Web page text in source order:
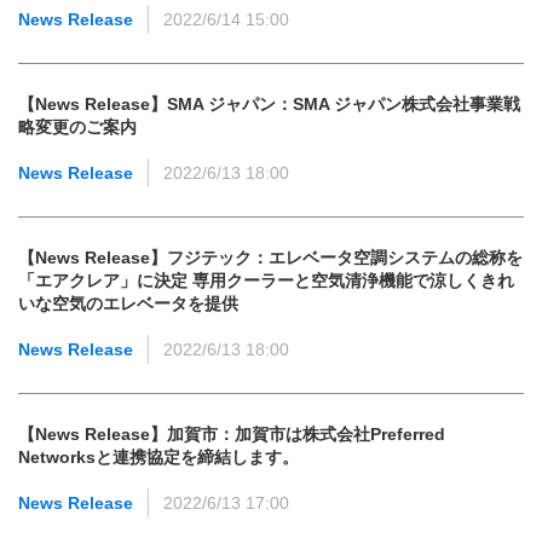
News Release 2022/6/14 15:00
【News Release】SMA ジャパン：SMA ジャパン株式会社事業戦
略変更のご案内
News Release 2022/6/13 18:00
【News Release】フジテック：エレベータ空調システムの総称を
「エアクレア」に決定 専用クーラーと空気清浄機能で涼しくきれ
いな空気のエレベータを提供
News Release 2022/6/13 18:00
【News Release】加賀市：加賀市は株式会社Preferred
Networksと連携協定を締結します。
News Release 2022/6/13 17:00